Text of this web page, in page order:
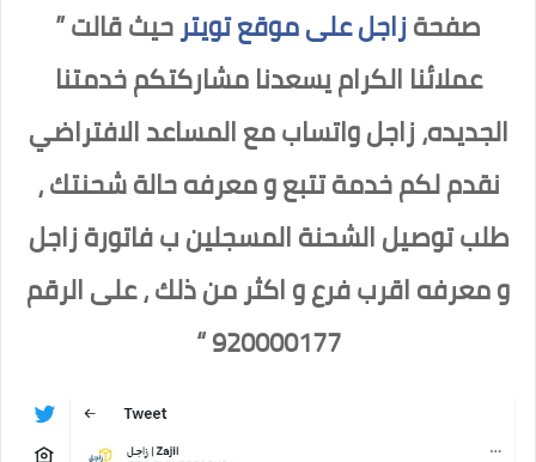
صفحةزاجل على موقع تويترحيث قالت ”
عملائنا الكراميسعدنا مشاركتكم خدمتنا
الجديده، زاجل واتساب مع المساعد الافتراضي
نقدم لكم خدمة تتبع و معرفه حالة شحنتك ،
طلب توصيل الشحنة المسجلين ب فاتورة زاجل
و معرفه اقرب فرعو اكثر من ذلك ، على الرقم
920000177 “